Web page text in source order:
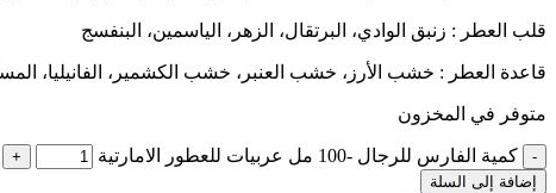
قلب العطر : زنبق الوادي، البرتقال، الزهر، الياسمين، البنفسج
قاعدة العطر : خشب الأرز، خشب العنبر، خشب الكشمير، الفانيليا،
متوفر في المخزون
كمية الفارس للرجال -100 مل عربيات للعطور الامارتية
إضافة إلى السلة